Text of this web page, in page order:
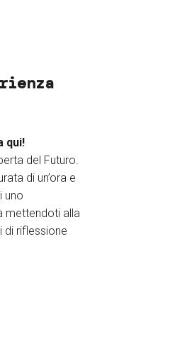
qui!
del Futuro.
di un’ora e
uno
mettendoti alla
di riflessione